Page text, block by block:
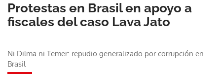
Protestas en Brasil en apoyo a
fiscales del caso Lava Jato
Ni Dilma ni Temer: repudio generalizado por corrupción en
Brasil